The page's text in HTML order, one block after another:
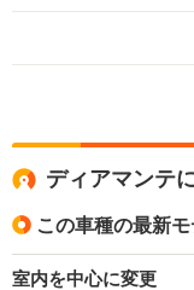
ディアマンテ
この車種の最新
室内を中心に変更